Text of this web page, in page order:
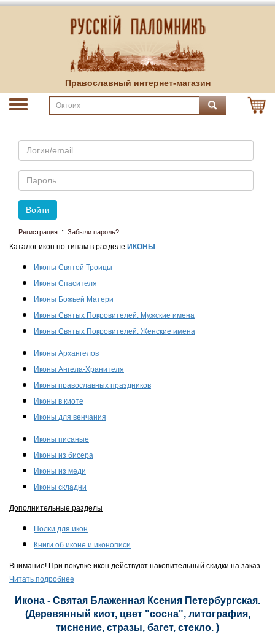
Православный интернет-магазин
Email
Пароль
Войти
Регистрация · Забыли пароль?
Каталог икон по типам в разделе ИКОНЫ :
Иконы Святой Троицы
Иконы Спасителя
Иконы Божьей Матери
Иконы Святых Покровителей. Мужские имена
Иконы Святых Покровителей. Женские имена
Иконы Архангелов
Иконы Ангела-Хранителя
Иконы православных праздников
Иконы в киоте
Иконы для венчания
Иконы писаные
Иконы из бисера
Иконы из меди
Иконы складни
Дополнительные разделы
Полки для икон
Книги об иконе и иконописи
Внимание! При покупке икон действуют накопительный скидки на заказ.
Читать подробнее
Икона - Святая Блаженная Ксения Петербургская.
(Деревянный киот, цвет "сосна", литография,
тиснение, стразы, багет, стекло. )